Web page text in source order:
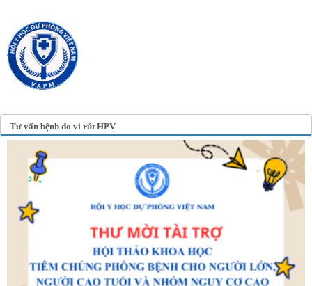
Tư vấn bệnh do vi rút HPV